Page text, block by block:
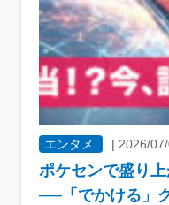
エンタメ | 2026/
ポケセンで盛り
──「でかける」